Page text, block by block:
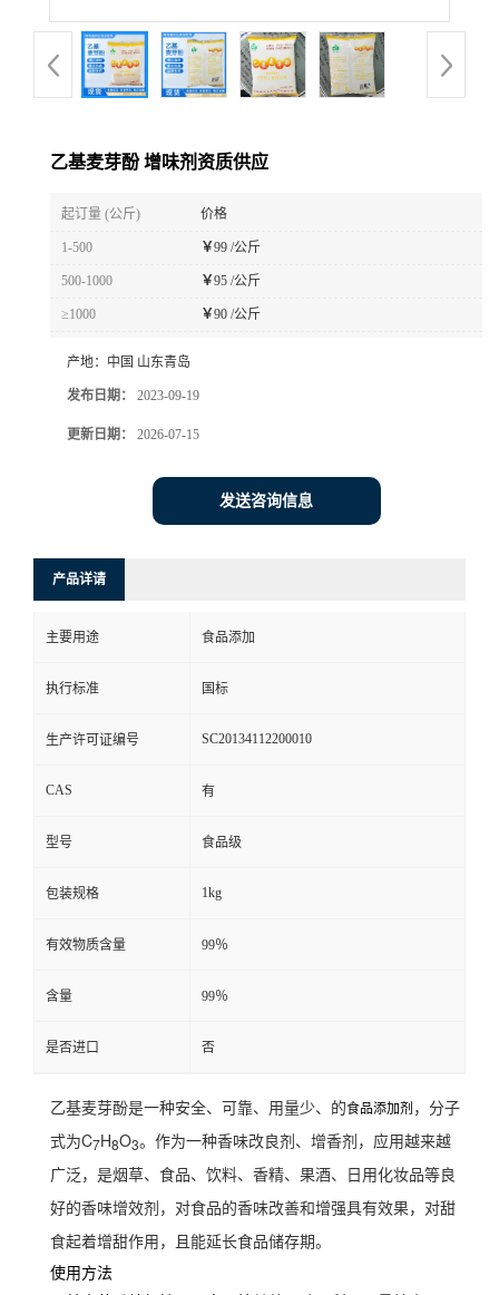
乙基麦芽酚 增味剂资质供应
起订量 (公斤) 价格
1-500 ￥99 /公斤
500-1000 ￥95 /公斤
≥1000 ￥90 /公斤
产地： 中国 山东青岛
发布日期： 2023-09-19
更新日期： 2026-07-15
发送咨询信息
产品详请
主要用途 食品添加
执行标准 国标
生产许可证编号 SC20134112200010
CAS 有
型号 食品级
包装规格 1kg
有效物质含量 99％
含量 99％
是否进口 否
乙基麦芽酚是一种安全、可靠、用量少、的食品添加剂 ，分子
式为C7H8O3。作为一种香味改良剂、增香剂，应用越来越
广泛，是烟草、食品、饮料、香精、果酒、日用化妆品等良
好的香味增效剂，对食品的香味改善和增强具有效果，对甜
食起着增甜作用，且能延长食品储存期。
使用方法